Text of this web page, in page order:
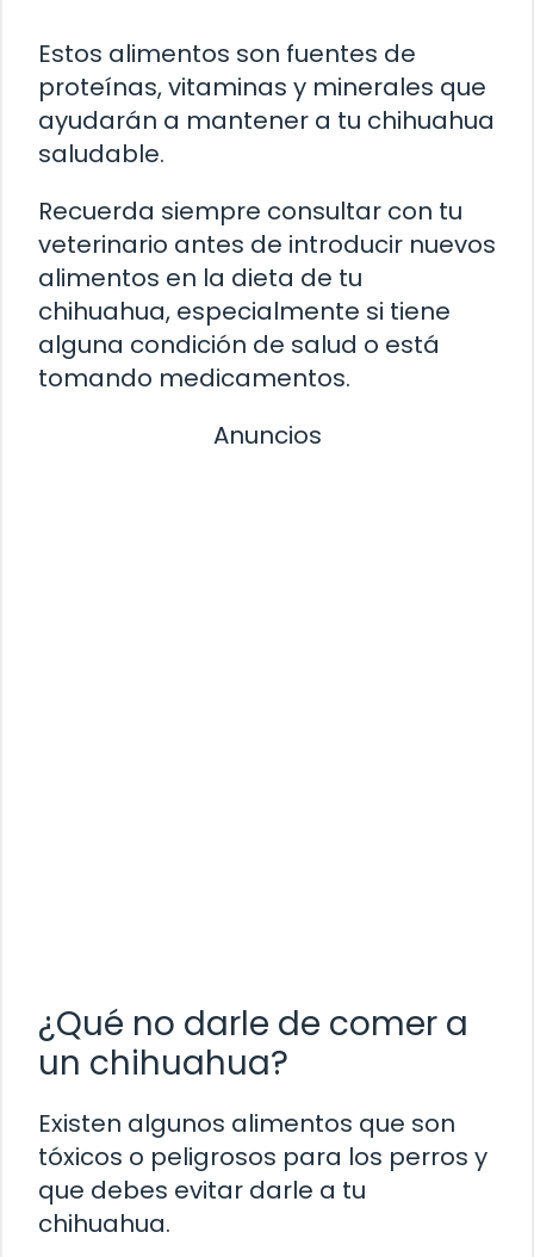
Estos alimentos son fuentes de
proteínas, vitaminas y minerales que
ayudarán a mantener a tu chihuahua
saludable.
Recuerda siempre consultar con tu
veterinario antes de introducir nuevos
alimentos en la dieta de tu
chihuahua, especialmente si tiene
alguna condición de salud o está
tomando medicamentos.
Anuncios
¿Qué no darle de comer a
un chihuahua?
Existen algunos alimentos que son
tóxicos o peligrosos para los perros y
que debes evitar darle a tu
chihuahua.